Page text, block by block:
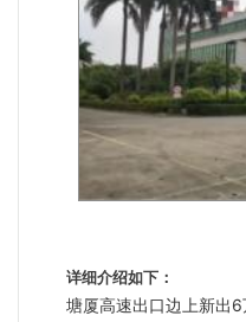
详细介绍如下：
塘厦高速出口边上新出